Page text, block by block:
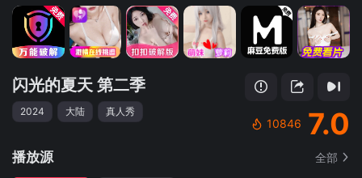
闪光的夏天 第二季
2024 大陆 真人秀
10846 7.0
播放源 全部